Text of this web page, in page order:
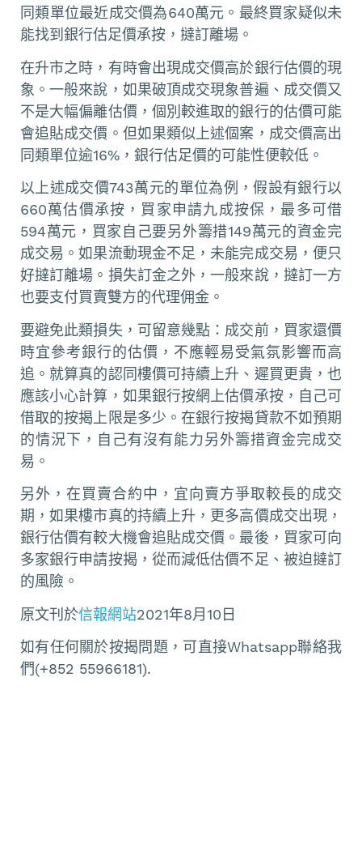
同類單位最近成交價為640萬元。最終買家疑似未
能找到銀行估足價承按，撻訂離場。
在升市之時，有時會出現成交價高於銀行估價的現
象。一般來說，如果破頂成交現象普遍、成交價又
不是大幅偏離估價，個別較進取的銀行的估價可能
會追貼成交價。但如果類似上述個案，成交價高出
同類單位逾16%，銀行估足價的可能性便較低。
以上述成交價743萬元的單位為例，假設有銀行以
660萬估價承按，買家申請九成按保，最多可借
594萬元，買家自己要另外籌措149萬元的資金完
成交易。如果流動現金不足，未能完成交易，便只
好撻訂離場。損失訂金之外，一般來說，撻訂一方
也要支付買賣雙方的代理佣金。
要避免此類損失，可留意幾點：成交前，買家還價
時宜參考銀行的估價，不應輕易受氣氛影響而高
追。就算真的認同樓價可持續上升、遲買更貴，也
應該小心計算，如果銀行按網上估價承按，自己可
借取的按揭上限是多少。在銀行按揭貸款不如預期
的情況下，自己有沒有能力另外籌措資金完成交
易。
另外，在買賣合約中，宜向賣方爭取較長的成交
期，如果樓市真的持續上升，更多高價成交出現，
銀行估價有較大機會追貼成交價。最後，買家可向
多家銀行申請按揭，從而減低估價不足、被迫撻訂
的風險。
原文刊於信報網站2021年8月10日
如有任何關於按揭問題，可直接Whatsapp聯絡我
們(+852 55966181).